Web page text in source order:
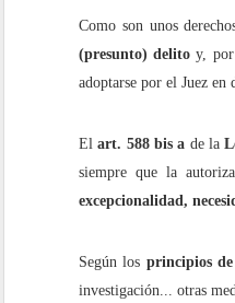
Como son unos
(presunto) delitoy,
adoptarse por el Juez en
Elart. 588 bis a de la
siempre que la
excepcionalidad,
Según los principios de
investigación... otras
julio
2022.07.01 ¿Por
2022.07.15
2022.07.29